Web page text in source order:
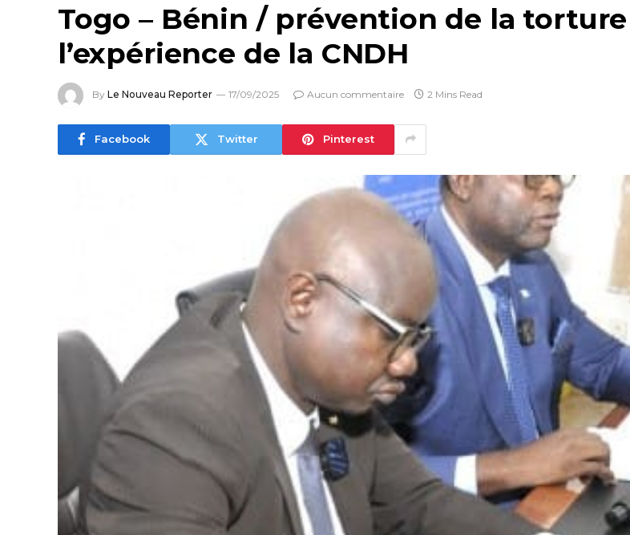
Togo – Bénin / prévention de la torture
l’expérience de la CNDH
By Le Nouveau Reporter 17/09/2025 Aucun commentaire 2 Mins Read
Facebook Twitter Pinterest